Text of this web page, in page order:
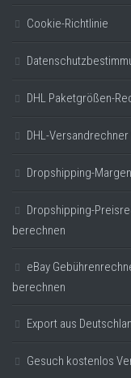
Cookie-Richtlinie
DHL Paketgrößen-
DHL-
Dropshipping-
Dropshipping-
berechnen
eBay
berechnen
Export aus
Gesuch kostenlos